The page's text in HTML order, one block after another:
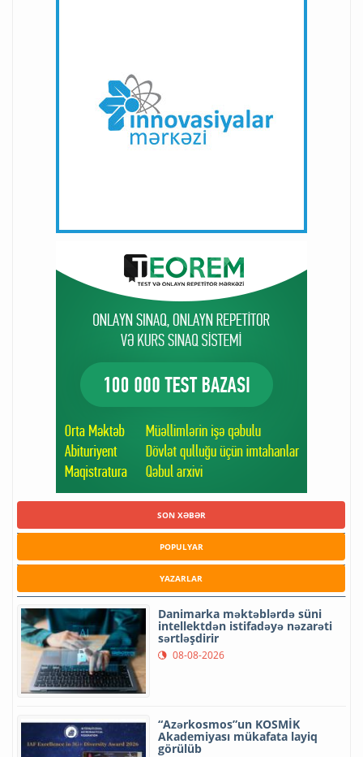
SON XƏBƏR
POPULYAR
YAZARLAR
Danimarka məktəblərdə süni
intellektdən istifadəyə nəzarəti
sərtləşdirir
08-08-2026
“Azərkosmos”un KOSMİK
Akademiyası mükafata layiq
görülüb